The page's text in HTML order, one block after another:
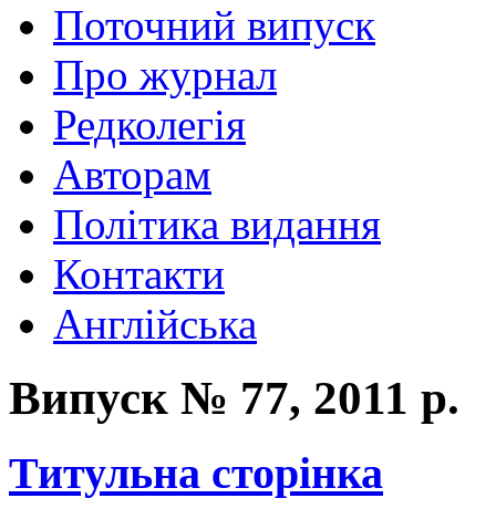
Поточний випуск
Про журнал
Редколегія
Авторам
Політика видання
Контакти
Англійська
Випуск № 77, 2011 р.
Титульна сторінка